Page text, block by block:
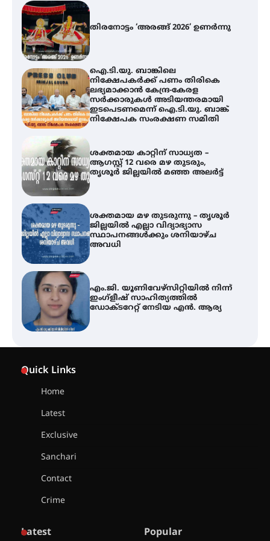
തിരനോട്ടം ‘അരങ്ങ് 2026’ ഉണർന്നു
ഐ.ടി.യു. ബാങ്കിലെ
നിക്ഷേപകർക്ക് പണം തിരികെ
ലഭ്യമാക്കാൻ കേന്ദ്ര-കേരള
സർക്കാരുകൾ അടിയന്തരമായി
ഇടപെടണമെന്ന് ഐ.ടി.യു. ബാങ്ക്
നിക്ഷേപക സംരക്ഷണ സമിതി
ശക്തമായ കാറ്റിന് സാധ്യത –
ആഗസ്റ്റ് 12 വരെ മഴ തുടരും,
തൃശൂർ ജില്ലയിൽ മഞ്ഞ അലർട്ട്
ശക്തമായ മഴ തുടരുന്നു – തൃശൂർ
ജില്ലയിൽ എല്ലാ വിദ്യാഭ്യാസ
സ്ഥാപനങ്ങൾക്കും ശനിയാഴ്ച
അവധി
എം.ജി. യൂണിവേഴ്‌സിറ്റിയിൽ നിന്ന്
ഇംഗ്ളീഷ് സാഹിത്യത്തിൽ
ഡോക്ടറേറ്റ് നേടിയ എൻ. ആര്യ
നിക്ഷേപക സംരക്ഷണ സമിതി
Quick Links
Home
Latest
Exclusive
Sanchari
Contact
Crime
Latest Popular